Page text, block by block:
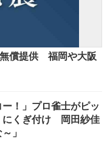
無償提供 福岡や大阪
ー！」プロ雀士がピッ
にくぎ付け 岡田紗佳
」